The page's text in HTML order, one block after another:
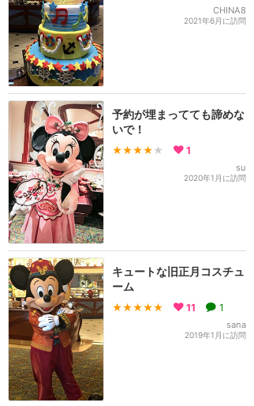
CHINA8
2021年6月に訪問
予約が埋まってても諦めな
いで！
★★★★ ★ 1
su
2020年1月に訪問
キュートな旧正月コスチュ
ーム
★★★★★ 11 1
sana
2019年1月に訪問